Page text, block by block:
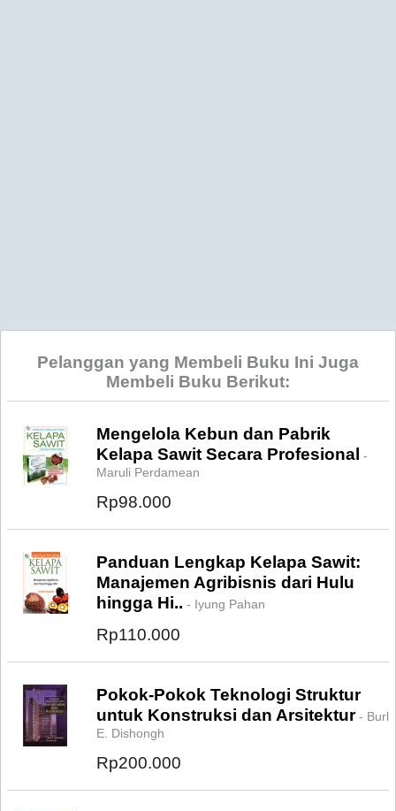
Pelanggan yang Membeli Buku Ini Juga
Membeli Buku Berikut:
Mengelola Kebun dan Pabrik
Kelapa Sawit Secara Profesional -
Maruli Perdamean
Rp98.000
Panduan Lengkap Kelapa Sawit:
Manajemen Agribisnis dari Hulu
hingga Hi.. - Iyung Pahan
Rp110.000
Pokok-Pokok Teknologi Struktur
untuk Konstruksi dan Arsitektur- Burl
E. Dishongh
Rp200.000